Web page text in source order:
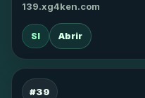
139.xg4ken.com
SI Abrir
#39